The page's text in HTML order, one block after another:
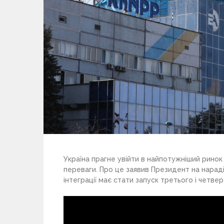
Україна прагне увійти в найпотужніший
переваги. Про це заявив Президент на
інтеграції має стати запуск третього і